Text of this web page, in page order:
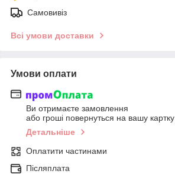
Самовивіз
Всі умови доставки
Умови оплати
Ви отримаєте замовлення
або гроші повернуться на вашу картку
Детальніше
Оплатити частинами
Післяплата